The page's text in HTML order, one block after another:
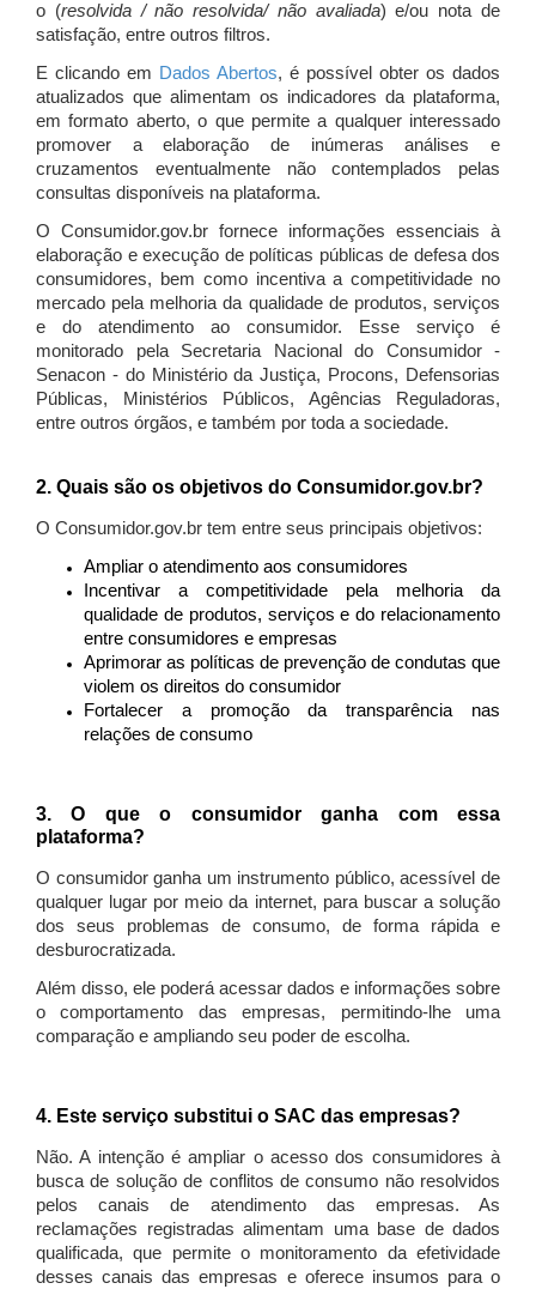
o (resolvida / não resolvida/ não avaliada) e/ou nota de
satisfação, entre outros filtros.
E clicando em Dados Abertos, é possível obter os dados
atualizados que alimentam os indicadores da plataforma,
em formato aberto, o que permite a qualquer interessado
promover a elaboração de inúmeras análises e
cruzamentos eventualmente não contemplados pelas
consultas disponíveis na plataforma.
O Consumidor.gov.br fornece informações essenciais à
elaboração e execução de políticas públicas de defesa dos
consumidores, bem como incentiva a competitividade no
mercado pela melhoria da qualidade de produtos, serviços
e do atendimento ao consumidor. Esse serviço é
monitorado pela Secretaria Nacional do Consumidor -
Senacon - do Ministério da Justiça, Procons, Defensorias
Públicas, Ministérios Públicos, Agências Reguladoras,
entre outros órgãos, e também por toda a sociedade.
2. Quais são os objetivos do Consumidor.gov.br?
O Consumidor.gov.br tem entre seus principais objetivos:
Ampliar o atendimento aos consumidores
Incentivar a competitividade pela melhoria da
qualidade de produtos, serviços e do relacionamento
entre consumidores e empresas
Aprimorar as políticas de prevenção de condutas que
violem os direitos do consumidor
Fortalecer a promoção da transparência nas
relações de consumo
3. O que o consumidor ganha com essa
plataforma?
O consumidor ganha um instrumento público, acessível de
qualquer lugar por meio da internet, para buscar a solução
dos seus problemas de consumo, de forma rápida e
desburocratizada.
Além disso, ele poderá acessar dados e informações sobre
o comportamento das empresas, permitindo-lhe uma
comparação e ampliando seu poder de escolha.
4. Este serviço substitui o SAC das empresas?
Não. A intenção é ampliar o acesso dos consumidores à
busca de solução de conflitos de consumo não resolvidos
pelos canais de atendimento das empresas. As
reclamações registradas alimentam uma base de dados
qualificada, que permite o monitoramento da efetividade
desses canais das empresas e oferece insumos para o